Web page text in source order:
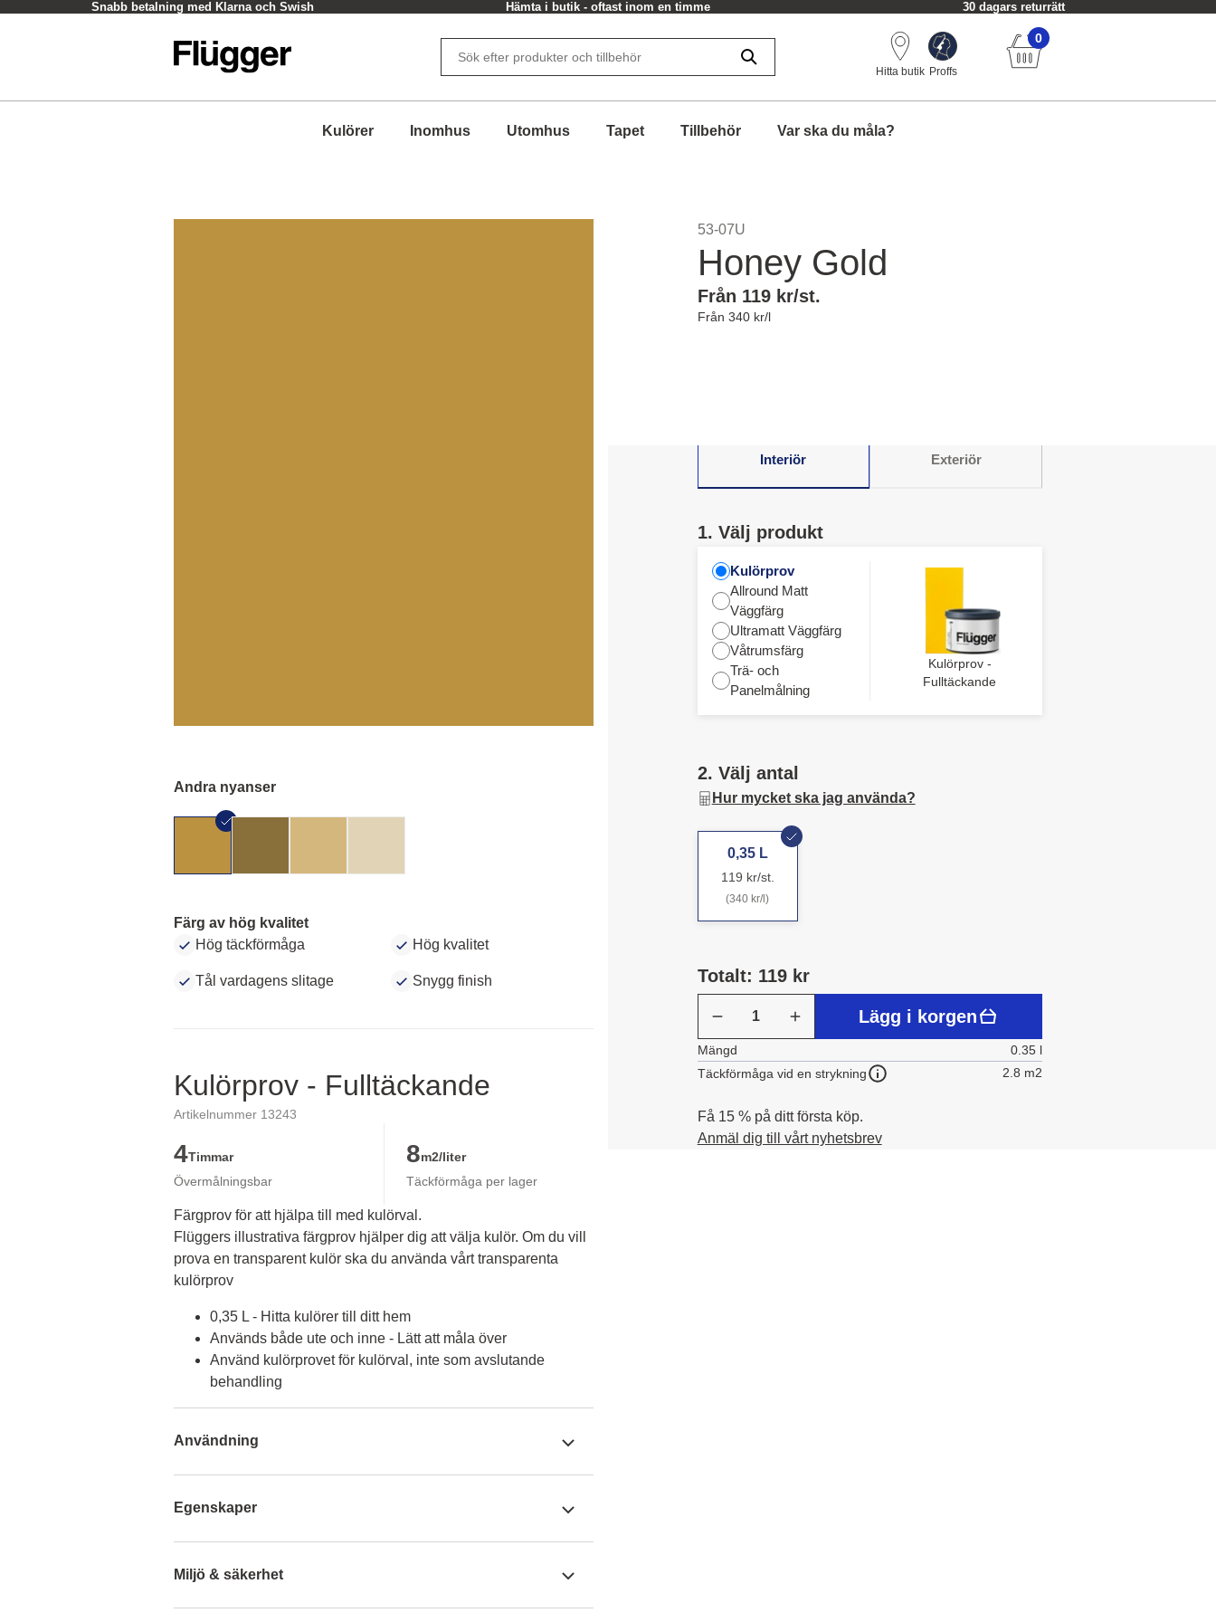
Snabb betalning med Klarna och Swish Hämta i butik - oftast inom en timme 30 dagars returrätt
Hitta butik Proffs
0
Kulörer Inomhus Utomhus Tapet Tillbehör Var ska du måla?
Andra nyanser
Färg av hög kvalitet
Hög täckförmåga
Hög kvalitet
Tål vardagens slitage Snygg finish
Kulörprov - Fulltäckande
Artikelnummer 13243
4Timmar
Övermålningsbar
8m2/liter
Täckförmåga per lager
Färgprov för att hjälpa till med kulörval.
Flüggers illustrativa färgprov hjälper dig att välja kulör. Om du vill
prova en transparent kulör ska du använda vårt transparenta
kulörprov
0,35 L - Hitta kulörer till ditt hem
Används både ute och inne - Lätt att måla över
Använd kulörprovet för kulörval, inte som avslutande
behandling
Användning
Egenskaper
Miljö & säkerhet
53-07U
Honey Gold
Från 119 kr/st.
Från 340 kr/l
Interiör Exteriör
1. Välj produkt
Kulörprov
Allround Matt
Väggfärg
Ultramatt Väggfärg
Våtrumsfärg
Trä- och
Panelmålning
Kulörprov -
Fulltäckande
2. Välj antal
Hur mycket ska jag använda?
0,35 L
119 kr/st.
(340 kr/l)
Totalt: 119 kr
Lägg i korgen
Mängd
0.35 l
Täckförmåga vid en strykning
2.8 m2
Få 15 % på ditt första köp.
Anmäl dig till vårt nyhetsbrev